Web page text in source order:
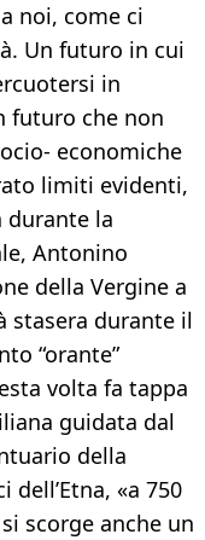
noi, come ci
Un futuro in cui
in
futuro che non
economiche
limiti evidenti,
durante la
Antonino
della Vergine a
stasera durante il
“orante”
volta fa tappa
guidata dal
della
dell’Etna, «a 750
scorge anche un